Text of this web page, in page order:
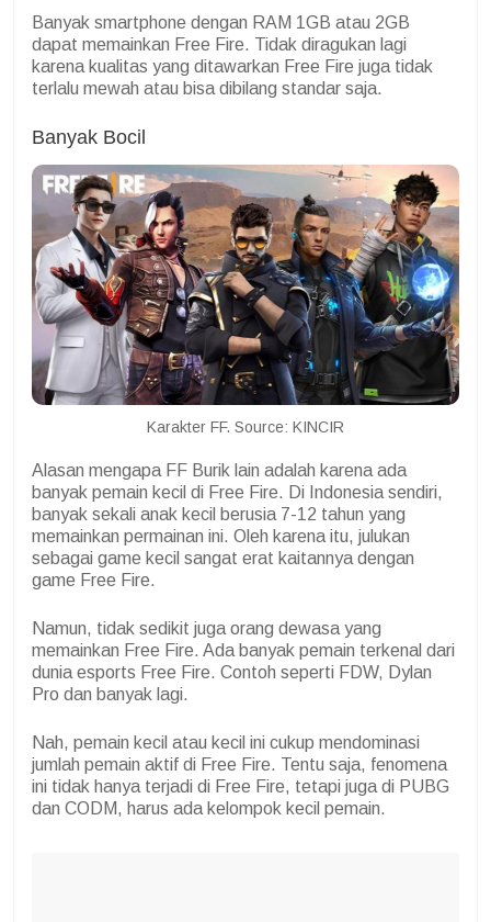
Banyak smartphone dengan RAM 1GB atau 2GB
dapat memainkan Free Fire. Tidak diragukan lagi
karena kualitas yang ditawarkan Free Fire juga tidak
terlalu mewah atau bisa dibilang standar saja.
Banyak Bocil
Karakter FF. Source: KINCIR
Alasan mengapa FF Burik lain adalah karena ada
banyak pemain kecil di Free Fire. Di Indonesia sendiri,
banyak sekali anak kecil berusia 7-12 tahun yang
memainkan permainan ini. Oleh karena itu, julukan
sebagai game kecil sangat erat kaitannya dengan
game Free Fire.
Namun, tidak sedikit juga orang dewasa yang
memainkan Free Fire. Ada banyak pemain terkenal dari
dunia esports Free Fire. Contoh seperti FDW, Dylan
Pro dan banyak lagi.
Nah, pemain kecil atau kecil ini cukup mendominasi
jumlah pemain aktif di Free Fire. Tentu saja, fenomena
ini tidak hanya terjadi di Free Fire, tetapi juga di PUBG
dan CODM, harus ada kelompok kecil pemain.